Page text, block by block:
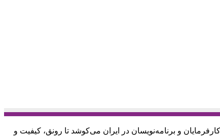
و برنامه‌نویسان در ایران می‌کوشد تا رونق، کیفیت و